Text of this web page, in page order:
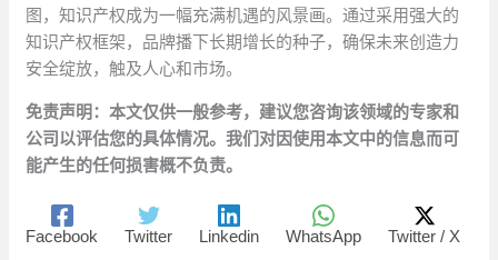
图，知识产权成为一幅充满机遇的风景画。通过采用强大的
知识产权框架，品牌播下长期增长的种子，确保未来创造力
安全绽放，触及人心和市场。
免责声明：本文仅供一般参考，建议您咨询该领域的专家和
公司以评估您的具体情况。我们对因使用本文中的信息而可
能产生的任何损害概不负责。
Facebook Twitter Linkedin WhatsApp Twitter / X